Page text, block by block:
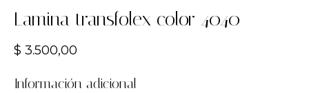
Lamina transfolex color 4040
$ 3.500,00
Información adicional